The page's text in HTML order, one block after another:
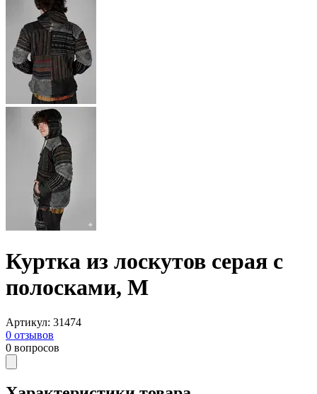
Куртка из лоскутов серая с
полосками, M
Артикул: 31474
0 отзывов
0 вопросов